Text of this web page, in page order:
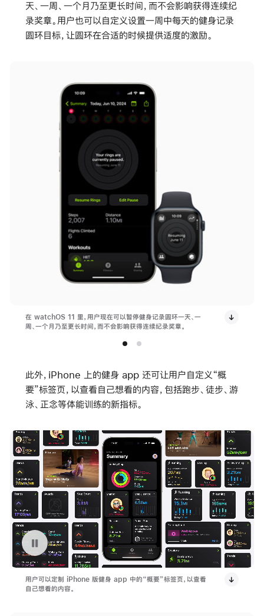
天、一周、一个月乃至更长时间，而不会影响获得连续纪
录奖章。用户也可以自定义设置一周中每天的健身记录
圆环目标，让圆环在合适的时候提供适度的激励。
在 watchOS 11 里，用户现在可以暂停健身记录圆环一天、一
周、一个月乃至更长时间，而不会影响获得连续纪录奖章。
此外，iPhone 上的健身 app 还可让用户自定义“概
要”标签页，以查看自己想看的内容，包括跑步、徒步、游
泳、正念等体能训练的新指标。
暂停播放视频 健身 App 概要标签页
用户可以定制 iPhone 版健身 app 中的“概要”标签页，以查看
自己想看的内容。